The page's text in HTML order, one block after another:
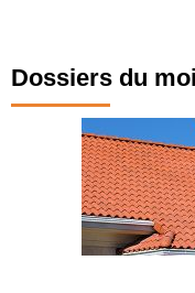
Dossiers du